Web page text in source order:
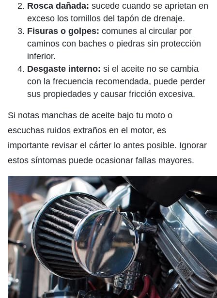
Rosca dañada: sucede cuando se aprietan en
exceso los tornillos del tapón de drenaje.
Fisuras o golpes: comunes al circular por
caminos con baches o piedras sin protección
inferior.
Desgaste interno: si el aceite no se cambia
con la frecuencia recomendada, puede perder
sus propiedades y causar fricción excesiva.
Si notas manchas de aceite bajo tu moto o
escuchas ruidos extraños en el motor, es
importante revisar el cárter lo antes posible. Ignorar
estos síntomas puede ocasionar fallas mayores.